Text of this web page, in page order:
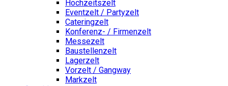
Hochzeitszelt
Eventzelt / Partyzelt
Cateringzelt
Konferenz- / Firmenzelt
Messezelt
Baustellenzelt
Lagerzelt
Vorzelt / Gangway
Markzelt